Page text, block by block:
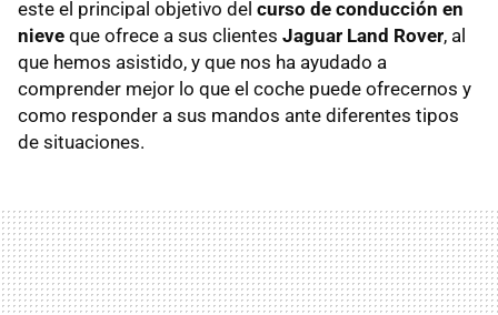
este el principal objetivo del curso de conducción en
nieve que ofrece a sus clientes Jaguar Land Rover, al
que hemos asistido, y que nos ha ayudado a
comprender mejor lo que el coche puede ofrecernos y
como responder a sus mandos ante diferentes tipos
de situaciones.